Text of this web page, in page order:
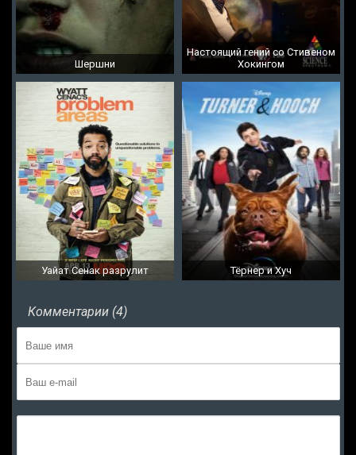
Шершни
Настоящий гений со Стивеном
Хокингом
Уайат Сенак разрулит Тёрнер и Хуч
Комментарии (4)